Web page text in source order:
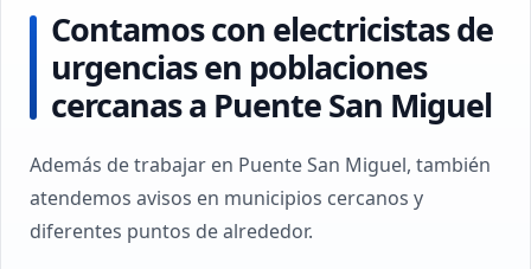
Contamos con electricistas de
urgencias en poblaciones
cercanas a Puente San Miguel
Además de trabajar en Puente San Miguel, también
atendemos avisos en municipios cercanos y
diferentes puntos de alrededor.